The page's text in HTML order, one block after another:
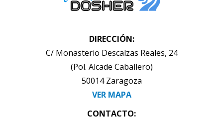
DIRECCIÓN:
C/ Monasterio Descalzas Reales, 24
(Pol. Alcade Caballero)
50014 Zaragoza
VER MAPA
CONTACTO: